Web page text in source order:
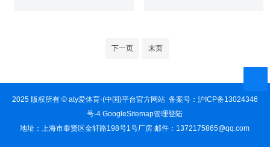
下一页 末页
2025 版权所有 © aty爱体育·(中国)平台官方网站 备案号： 沪ICP备13024346
号-4 GoogleSitemap管理登陆
地址：上海市奉贤区金轩路198号1号厂房 邮件：1372175865@qq.com